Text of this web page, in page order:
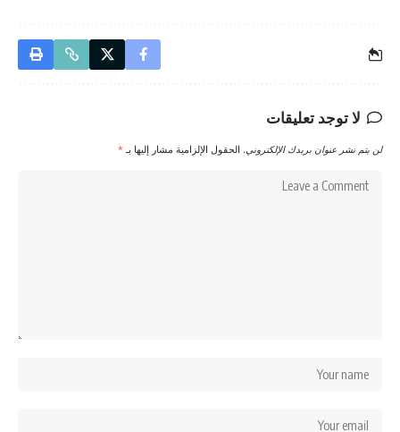
لا توجد تعليقات
لن يتم نشر عنوان بريدك الإلكتروني. الحقول الإلزامية مشار إليها بـ *